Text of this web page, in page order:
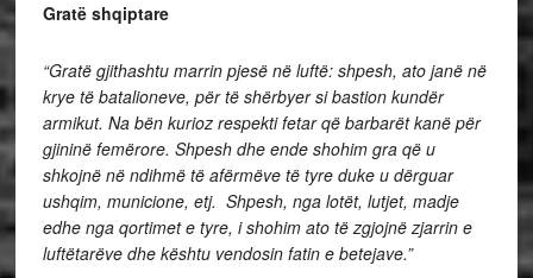
Gratë shqiptare
“Gratë gjithashtu marrin pjesë në luftë: shpesh, ato janë në
krye të batalioneve, për të shërbyer si bastion kundër
armikut. Na bën kurioz respekti fetar që barbarët kanë për
gjininë femërore. Shpesh dhe ende shohim gra që u
shkojnë në ndihmë të afërmëve të tyre duke u dërguar
ushqim, municione, etj. Shpesh, nga lotët, lutjet, madje
edhe nga qortimet e tyre, i shohim ato të zgjojnë zjarrin e
luftëtarëve dhe kështu vendosin fatin e betejave.”